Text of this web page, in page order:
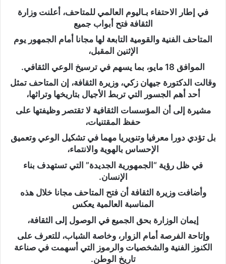
في إطار الاحتفاء بـاليوم العالمي للمتاحف، أعلنت وزارة
الثقافة فتح أبواب جميع
المتاحف الفنية والقومية التابعة لها مجانا أمام الجمهور يوم
الإثنين المقبل،
الموافق 18 مايو، بما يسهم في ترسيخ الوعي الثقافي.
وقالت الدكتورة جيهان زكي، وزيرة الثقافة، إن المتاحف تمثل
أحد أهم الجسور التي تربط الأجيال بتاريخها وتراثها،
مشيرة إلى أن المؤسسات الثقافية لا تقتصر وظيفتها على
حفظ المقتنيات،
بل تؤدي دورا معرفيا وتنويريا مهما في تشكيل الوعي وتعميق
الإحساس بالهوية والانتماء،
في ظل رؤية “الجمهورية الجديدة” التي تستهدف بناء
الإنسان.
وأضافت وزيرة الثقافة أن فتح المتاحف مجانا خلال هذه
المناسبة العالمية يعكس
إيمان الوزارة بحق الجميع في الوصول إلى الثقافة،
وإتاحة الفرصة أمام الزوار، وخاصة الشباب، للتعرف على
الكنوز الفنية والشخصيات والرموز التي أسهمت في صناعة
تاريخ الوطن.